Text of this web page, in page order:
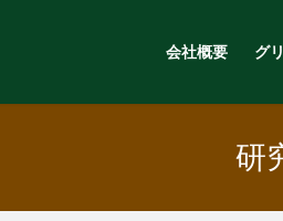
会社概要 グ
研